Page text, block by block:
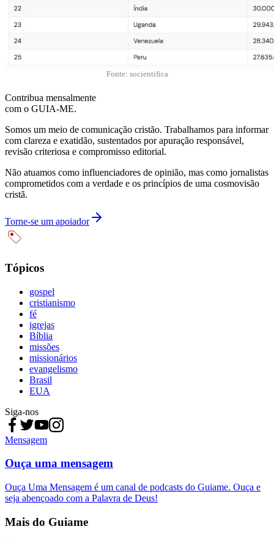
Fonte: socientifica
Contribua mensalmente
com o GUIA-ME.
Somos um meio de comunicação cristão. Trabalhamos para informar
com clareza e exatidão, sustentados por apuração responsável,
revisão criteriosa e compromisso editorial.
Não atuamos como influenciadores de opinião, mas como jornalistas
comprometidos com a verdade e os princípios de uma cosmovisão
cristã.
Torne-se um apoiador
Tópicos
gospel
cristianismo
fé
igrejas
Bíblia
missões
missionários
evangelismo
Brasil
EUA
Siga-nos
Mensagem
Ouça uma mensagem
Ouça Uma Mensagem é um canal de podcasts do Guiame. Ouça e
seja abençoado com a Palavra de Deus!
Mais do Guiame